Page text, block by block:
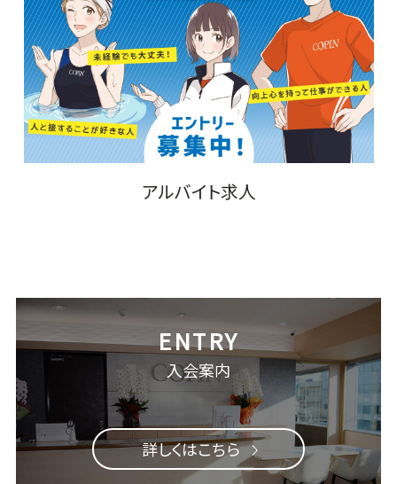
アルバイト求人
入会案内
詳しくはこちら